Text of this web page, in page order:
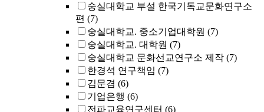
숭실대학교 부설 한국기독교문화연구소
편 (7)
숭실대학교. 중소기업대학원 (7)
숭실대학교. 대학원 (7)
숭실대학교 문화선교연구소 제작 (7)
한경석 연구책임 (7)
김문겸 (6)
기업은행 (6)
전파교육연구센터 (6)